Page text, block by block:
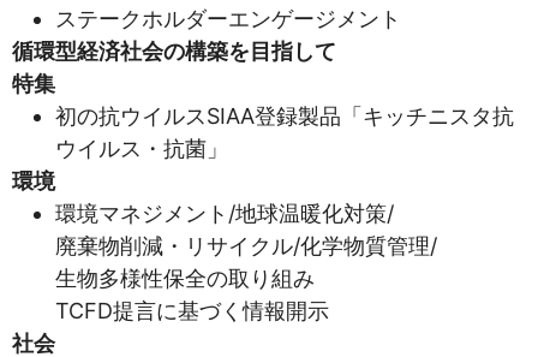
ステークホルダーエンゲージメント
循環型経済社会の構築を目指して
特集
初の抗ウイルスSIAA登録製品「キッチニスタ抗
ウイルス・抗菌」
環境
環境マネジメント/地球温暖化対策/
廃棄物削減・リサイクル/化学物質管理/
生物多様性保全の取り組み
TCFD提言に基づく情報開示
社会